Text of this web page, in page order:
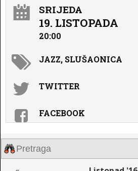
SRIJEDA
19. LISTOPADA
20:00
JAZZ, SLUŠAONICA
TWITTER
FACEBOOK